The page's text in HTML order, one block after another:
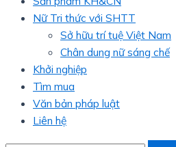
Nữ Tri thức với SHTT
Sở hữu trí tuệ Việt Nam
Chân dung nữ sáng chế
Khởi nghiệp
Tìm mua
Văn bản pháp luật
Liên hệ